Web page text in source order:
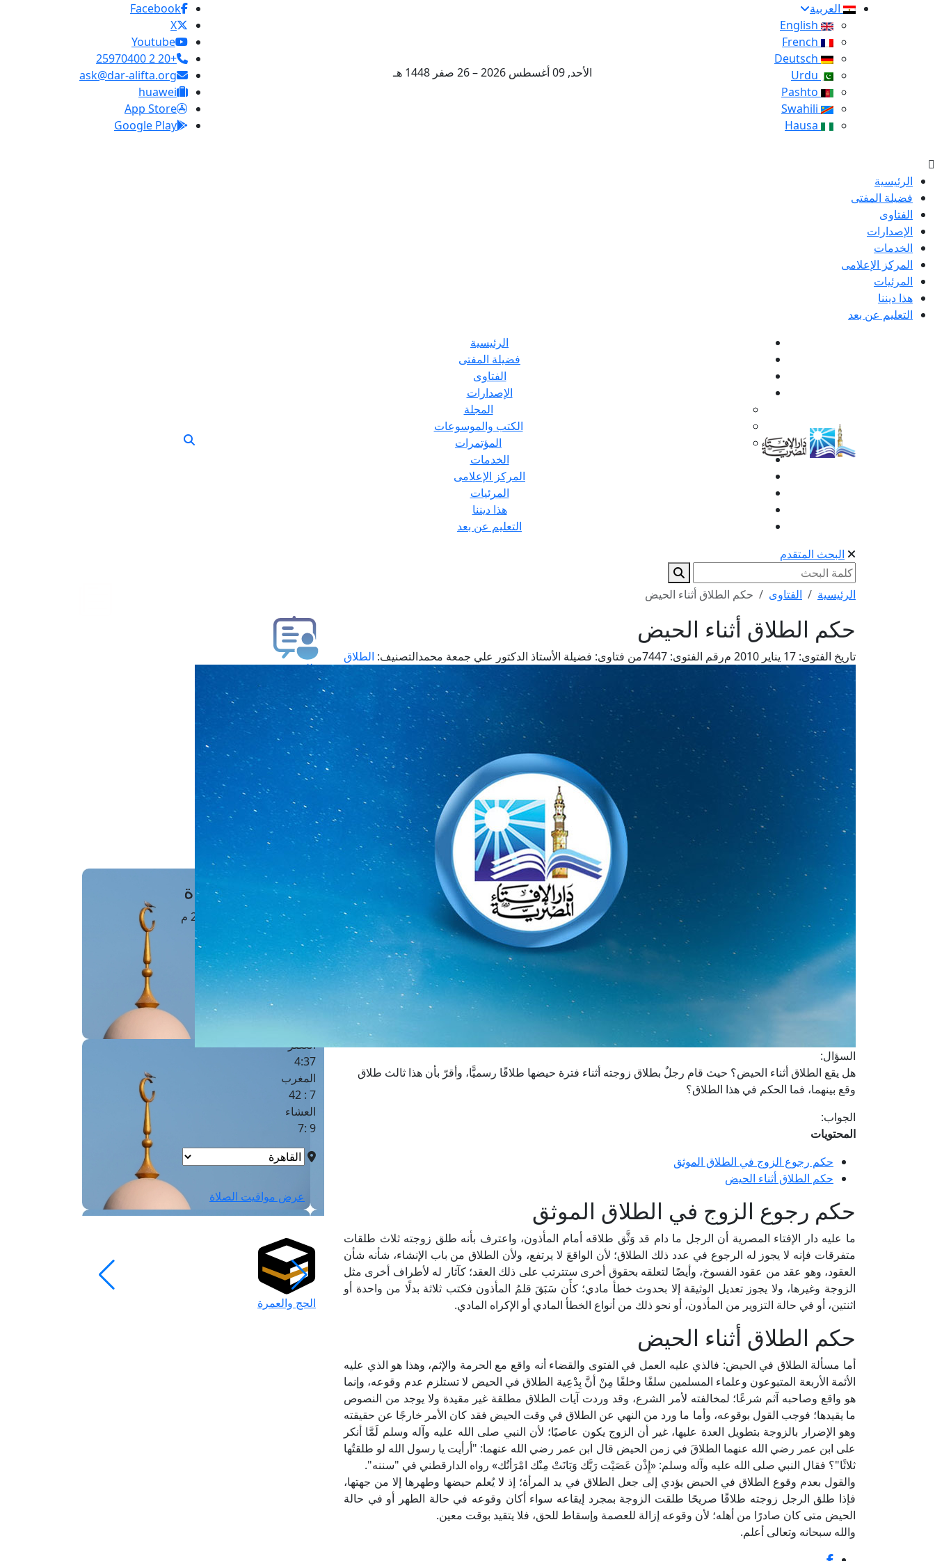
العربية
الأحد, 09 أغسطس 2026 – 26 صفر 1448 هـ
Facebook
X
Youtube
+20 2 25970400
ask@dar-alifta.org
huawei
App Store
Google Play
الرئيسية
فضيلة المفتى
الفتاوى
الإصدارات
الخدمات
المركز الإعلامى
المرئيات
هذا ديننا
التعليم عن بعد
الرئيسية
فضيلة المفتى
الفتاوى
الإصدارات
المجلة
الكتب والموسوعات
المؤتمرات
الخدمات
المركز الإعلامى
المرئيات
هذا ديننا
التعليم عن بعد
البحث المتقدم
الرئيسية الفتاوى حكم الطلاق أثناء الحيض
حكم الطلاق أثناء الحيض
تاريخ الفتوى: رقم الفتوى: من فتاوى: فضيلة الأستاذ الدكتور علي جمعة محمدالتصنيف: الطلاق
السؤال:
هل يقع الطلاق أثناء الحيض؟ حيث قام رجلٌ بطلاق زوجته أثناء فترة حيضها طلاقًا رسميًّا، وأقرّ بأن هذا ثالث طلاق
وقع بينهما، فما الحكم في هذا الطلاق؟
الجواب:
المحتويات
حكم رجوع الزوج في الطلاق الموثق
حكم الطلاق أثناء الحيض
حكم رجوع الزوج في الطلاق الموثق
ما عليه دار الإفتاء المصرية أن الرجل ما دام قد وَثَّق طلاقه أمام المأذون، واعترف بأنه طلق زوجته ثلاث طلقات
متفرقات فإنه لا يجوز له الرجوع في عدد ذلك الطلاق؛ لأن الواقعَ لا يرتفع، ولأن الطلاق من باب الإنشاء، شأنه شأن
العقود، وهو عقد من عقود الفسوخ، وأيضًا لتعلقه بحقوق أخرى ستترتب على ذلك العقد؛ كآثار له لأطراف أخرى مثل
الزوجة وغيرها، ولا يجوز تعديل الوثيقة إلا بحدوث خطأ مادي؛ كأَن سَبَقَ قلمُ المأذون فكتب ثلاثة بدلًا من واحدة أو
اثنتين، أو في حالة التزوير من المأذون، أو نحو ذلك من أنواع الخطأ المادي أو الإكراه المادي.
حكم الطلاق أثناء الحيض
أما مسألة الطلاق في الحيض: فالذي عليه العمل في الفتوى والقضاء أنه واقع مع الحرمة والإثم، وهذا هو الذي عليه
الأئمة الأربعة المتبوعون وعلماء المسلمين سلفًا وخلفًا مِنْ أنَّ بِدْعِية الطلاق في الحيض لا تستلزم عدم وقوعه، وإنما
هو واقع وصاحبه آثم شرعًا؛ لمخالفته لأمر الشرع، وقد وردت آيات الطلاق مطلقة غير مقيدة ولا يوجد من النصوص
ما يقيدها؛ فوجب القول بوقوعه، وأما ما ورد من النهي عن الطلاق في وقت الحيض فقد كان الأمر خارجًا عن حقيقته
وهو الإضرار بالزوجة بتطويل العدة عليها، غير أن الزوج يكون عاصيًا؛ لأن النبي صلى الله عليه وآله وسلم لَمَّا أنكر
على ابن عمر رضي الله عنهما الطلاقَ في زمن الحيض قال ابن عمر رضي الله عنهما: "أرأيت يا رسول الله لو طلقتُها
ثلاثًا"؟ فقال النبي صلى الله عليه وآله وسلم: «إِذْن عَصَيْت رَبَّك وَبَانَتْ مِنْك امْرَأتُك» رواه الدارقطني في "سننه".
والقول بعدم وقوع الطلاق في الحيض يؤدي إلى جعل الطلاق في يد المرأة؛ إذ لا يُعلم حيضها وطهرها إلا من جهتها،
فإذا طلق الرجل زوجته طلاقًا صريحًا طلقت الزوجة بمجرد إيقاعه سواء أكان وقوعه في حالة الطهر أو في حالة
الحيض متى كان صادرًا من أهله؛ لأن وقوعه إزالة للعصمة وإسقاط للحق، فلا يتقيد بوقت معين.
والله سبحانه وتعالى أعلم.
طلب فتوى
استعلام عن فتوى
حجز موعد
الفتوى الهاتفية
مَواقِيتُ الصَّـــلاة
القاهرة · 09 أغسطس 2026 م
الفجر
4 :43
الشروق
العصر
4:37
المغرب
7 : 42
العشاء
9 :7
عرض مواقيت الصلاة
الحج والعمرة